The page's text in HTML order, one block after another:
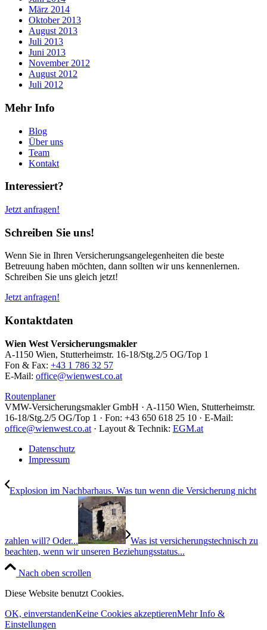
März 2014
Oktober 2013
August 2013
Juli 2013
Juni 2013
November 2012
August 2012
Juli 2012
Mehr Info
Blog
Über uns
Team
Kontakt
Interessiert?
Jetzt anfragen!
Schreiben Sie uns!
Wenn Sie in Ihren Ver­sicherungs­angelegen­heiten die beste
Betreuung haben möchten, dann sollten wir uns kennenlernen.
Schreiben Sie uns gleich jetzt!
Jetzt anfragen!
Kontaktdaten
Wien West Versicherungsmakler
A-1150 Wien, Stutterheimstr. 16-18/Stg.2/5 OG/Top 1
Fon & Fax: +43 1 786 32 57
E-Mail: office@wienwest.co.at
Routenplaner
VMW-Versicherungsmakler GmbH · A-1150 Wien, Stutterheimstr.
16-18/Stg.2/5 OG/Top 1 · Fon: +43 650 618 25 10 · E-Mail:
office@wienwest.co.at · Layout & Technik: EGM.at
Datenschutz
Impressum
Explosion im Nachbarhaus. Was tun wenn die Versicherung nicht
zahlen will? Oder...
Was ist versicherungstechnisch zu
beachten, wenn wir unseren Beziehungsstatus...
Nach oben scrollen
Diese Website benutzt Cookies.
OK, einverstandenKeine Cookies akzeptierenMehr Info &
Einstellungen